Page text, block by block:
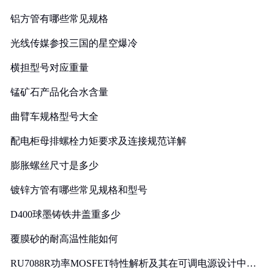
铝方管有哪些常见规格
光线传媒参投三国的星空爆冷
横担型号对应重量
锰矿石产品化合水含量
曲臂车规格型号大全
配电柜母排螺栓力矩要求及连接规范详解
膨胀螺丝尺寸是多少
镀锌方管有哪些常见规格和型号
D400球墨铸铁井盖重多少
覆膜砂的耐高温性能如何
RU7088R功率MOSFET特性解析及其在可调电源设计中的